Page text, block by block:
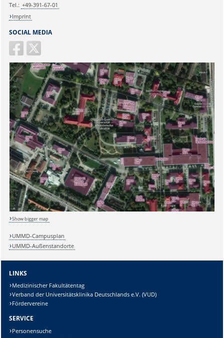
Sicherheitsabfrage:
Lösung:
SOCIAL MEDIA
Tel.: +49-391-67-01
Imprint
Show bigger map
UMMD-Campusplan
UMMD-Außenstandorte
LINKS
Medizinischer Fakultätentag
Verband der Universitätsklinika Deutschlands e.V. (VUD)
Fördervereine
SERVICE
Personensuche